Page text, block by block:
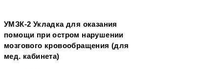
УМЗК-2 Укладка для оказания
помощи при остром нарушении
мозгового кровообращения (для
мед. кабинета)